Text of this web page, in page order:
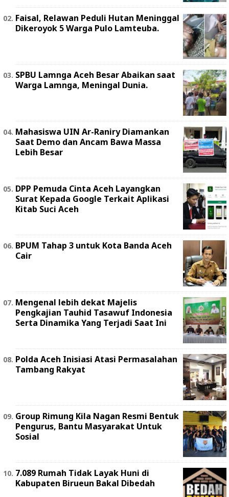
Faisal, Relawan Peduli Hutan Meninggal
Dikeroyok 5 Warga Pulo Lamteuba.
SPBU Lamnga Aceh Besar Abaikan saat
Warga Lamnga, Meningal Dunia.
Mahasiswa UIN Ar-Raniry Diamankan
Saat Demo dan Ancam Bawa Massa
Lebih Besar
DPP Pemuda Cinta Aceh Layangkan
Surat Kepada Google Terkait Aplikasi
Kitab Suci Aceh
BPUM Tahap 3 untuk Kota Banda Aceh
Cair
Mengenal lebih dekat Majelis
Pengkajian Tauhid Tasawuf Indonesia
Serta Dinamika Yang Terjadi Saat Ini
Polda Aceh Inisiasi Atasi Permasalahan
Tambang Rakyat
Group Rimung Kila Nagan Resmi Bentuk
Pengurus, Bantu Masyarakat Untuk
Sosial
7.089 Rumah Tidak Layak Huni di
Kabupaten Birueun Bakal Dibedah